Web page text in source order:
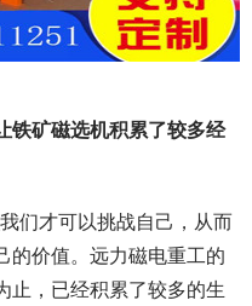
铁矿磁选机积累了较多经
们才可以挑战自己，从而
的价值。远力磁电重工的
止，已经积累了较多的生